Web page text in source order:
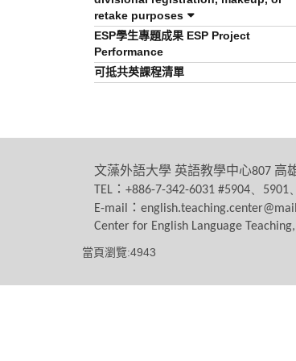
retake purposes
ESP學生專題成果 ESP Project
Performance
可抵共英課程清單
文藻外語大學 英語教學中心807 高
TEL ： +886-7-342-6031 #5904、5901
E-mail
：
Center for English Language
當頁瀏覽:4943